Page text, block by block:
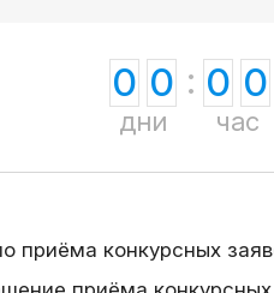
0 0
дни
0 0
час
приёма конкурсных